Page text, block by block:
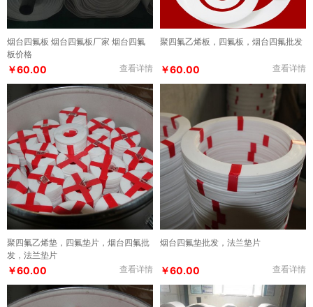
烟台四氟板 烟台四氟板厂家 烟台四氟
板价格
￥60.00 查看详情
聚四氟乙烯板，四氟板，烟台四氟批发
￥60.00 查看详情
聚四氟乙烯垫，四氟垫片，烟台四氟批
发，法兰垫片
￥60.00 查看详情
烟台四氟垫批发，法兰垫片
￥60.00 查看详情